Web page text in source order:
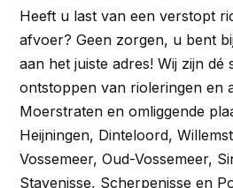
Heeft u last van een verstopt
afvoer? Geen zorgen, u bent
aan het juiste adres! Wij zijn dé
ontstoppen van rioleringen en
Moerstraten en omliggende
Heijningen, Dinteloord,
Vossemeer, Oud-Vossemeer,
Stavenisse, Scherpenisse en